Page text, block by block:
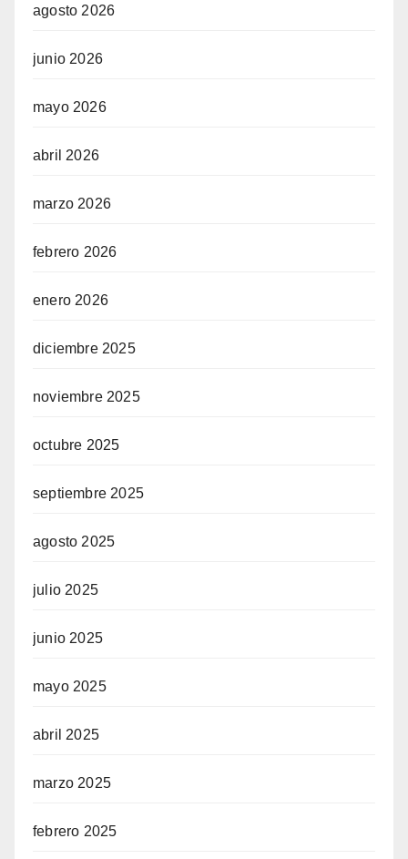
agosto 2026
junio 2026
mayo 2026
abril 2026
marzo 2026
febrero 2026
enero 2026
diciembre 2025
noviembre 2025
octubre 2025
septiembre 2025
agosto 2025
julio 2025
junio 2025
mayo 2025
abril 2025
marzo 2025
febrero 2025